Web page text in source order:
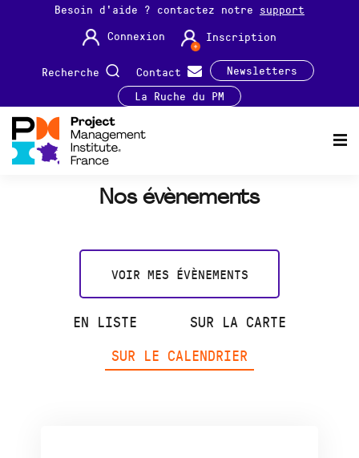
Besoin d'aide ? contactez notre support
Connexion
Inscription
Recherche Contact
Newsletters
La Ruche du PM
Nos évènements
VOIR MES ÉVÈNEMENTS
EN LISTE
SUR LA CARTE
SUR LE CALENDRIER